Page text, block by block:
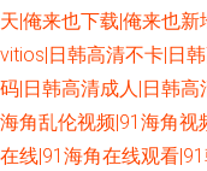
天|俺来也下载|俺来也新
vitios|日韩高清不卡|日
码|日韩高清成人|日韩
海角乱伦视频|91海角视
在线|91海角在线观看